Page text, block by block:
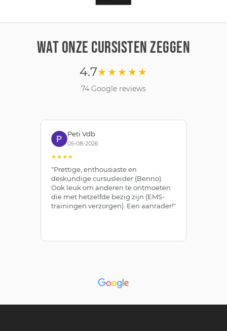
WAT ONZE CURSISTEN ZEGGEN
4.7★★★★★
74 Google reviews
Peti Vdb
05-08-2026
★★★★
"Prettige, enthousiaste en
deskundige cursusleider (Benno).
Ook leuk om anderen te ontmoeten
die met hetzelfde bezig zijn (EMS-
trainingen verzorgen). Een aanrader!"